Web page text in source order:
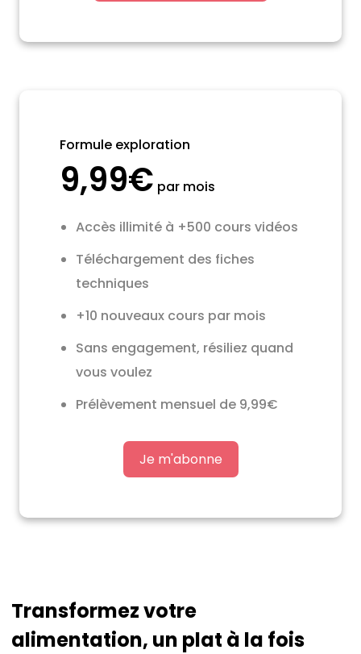
Formule exploration
9,99€ par mois
Accès illimité à +500 cours vidéos
Téléchargement des fiches
techniques
+10 nouveaux cours par mois
Sans engagement, résiliez quand
vous voulez
Prélèvement mensuel de 9,99€
Je m'abonne
Transformez votre
alimentation, un plat à la fois